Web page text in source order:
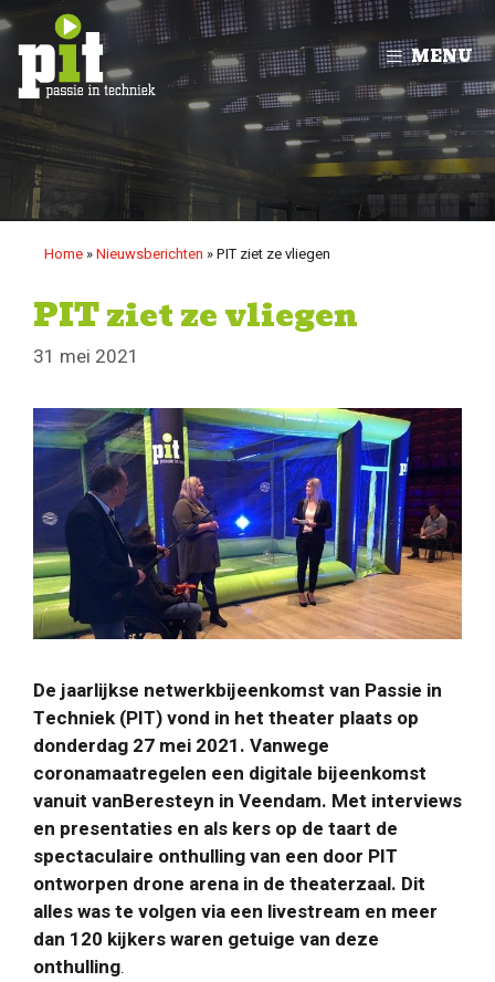
Ga
naar
inhoud
MENU
Home»Nieuwsberichten »PIT ziet ze vliegen
PIT ziet ze vliegen
31 mei 2021
De jaarlijkse netwerkbijeenkomst van Passie in
Techniek (PIT) vond in het theater plaats op
donderdag 27 mei 2021. Vanwege
coronamaatregelen een digitale bijeenkomst
vanuit vanBeresteyn in Veendam. Met interviews
en presentaties en als kers op de taart de
spectaculaire onthulling van een door PIT
ontworpen drone arena in de theaterzaal. Dit
alles was te volgen via een livestream en meer
dan 120 kijkers waren getuige van deze
onthulling.